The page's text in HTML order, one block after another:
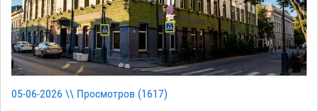
05-06-2026 \\ Просмотров (1617)